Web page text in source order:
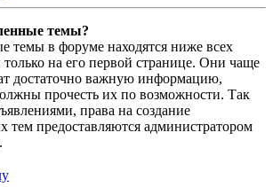
темы?
темы в форуме находятся ниже всех
на его первой странице. Они чаще
достаточно важную информацию,
прочесть их по возможности. Так
права на создание
тем предоставляются администратором